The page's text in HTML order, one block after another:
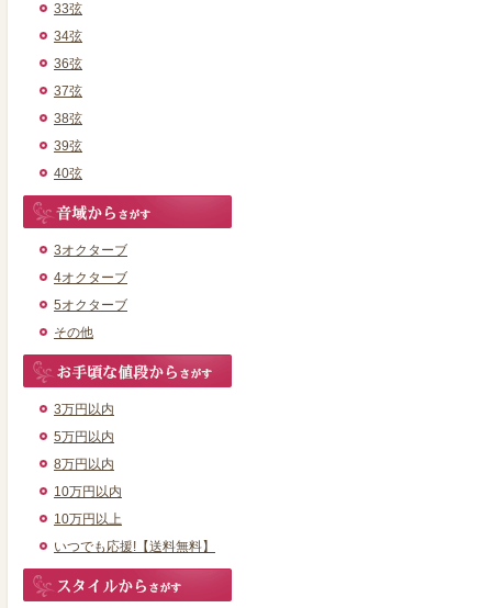
33弦
34弦
36弦
37弦
38弦
39弦
40弦
3オクターブ
4オクターブ
5オクターブ
その他
3万円以内
5万円以内
8万円以内
10万円以内
10万円以上
いつでも応援!【送料無料】